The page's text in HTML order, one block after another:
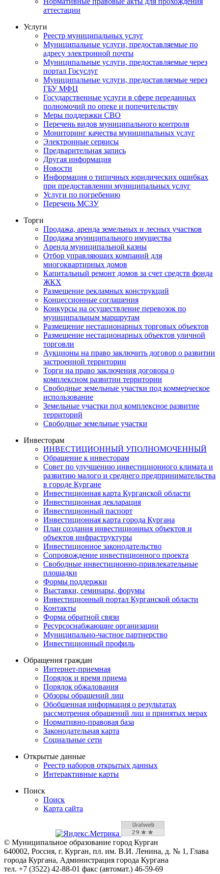
аттестации
Услуги
Реестр муниципальных услуг
Муниципальные услуги, предоставляемые по
адресу электронной почты
Муниципальные услуги, предоставляемые через
портал Госуслуг
Муниципальные услуги, предоставляемые через
ГБУ МФЦ
Государственные услуги в сфере переданных
полномочий по опеке и попечительству
Меры поддержки СВО
Перечень видов муниципального контроля
Мониторинг качества муниципальных услуг
Электронные сервисы
Предварительная запись
Другая информация
Новости
Информация о типичных юридических ошибках
при предоставлении муниципальных услуг
Услуги по погребению
Перечень МСЗУ
Торги
Продажа, аренда земельных и лесных участков
Продажа муниципального имущества
Аренда муниципальной казны
Отбор управляющих компаний для
многоквартирных домов
Капитальный ремонт домов за счет средств фонда
ЖКХ
Размещение рекламных конструкций
Концессионные соглашения
Конкурсы на осуществление перевозок по
муниципальным маршрутам
Размещение нестационарных торговых объектов
Размещение нестационарных объектов уличной
торговли
Аукционы на право заключить договор о развитии
застроенной территории
Торги на право заключения договора о
комплексном развитии территории
Свободные земельные участки под коммерческое
использование
Земельные участки под комплексное развитие
территорий
Свободные земельные участки
Инвесторам
ИНВЕСТИЦИОННЫЙ УПОЛНОМОЧЕННЫЙ
Обращение к инвесторам
Совет по улучшению инвестиционного климата и
развитию малого и среднего предпринимательства
в городе Кургане
Инвестиционная карта Курганской области
Инвестиционная декларация
Инвестиционный паспорт
Инвестиционная карта города Кургана
План создания инвестиционных объектов и
объектов инфраструктуры
Инвестиционное законодательство
Сопровождение инвестиционного проекта
Свободные инвестиционно-привлекательные
площадки
Формы поддержки
Выставки, семинары, форумы
Инвестиционный портал Курганской области
Контакты
Форма обратной связи
Ресурсоснабжающие организации
Муниципально-частное партнерство
Инвестиционный профиль
Обращения граждан
Интернет-приемная
Порядок и время приема
Порядок обжалования
Обзоры обращений лиц
Обобщенная информация о результатах
рассмотрения обращений лиц и принятых мерах
Нормативно-правовая база
Законодательная карта
Социальные сети
Открытые данные
Реестр наборов открытых данных
Интерактивные карты
Поиск
Поиск
Карта сайта
© Муниципальное образование город Курган
640002, Россия, г. Курган, пл. им. В.И. Ленина, д. № 1, Глава
города Кургана, Администрация города Кургана
тел. +7 (3522) 42-88-01 факс (автомат.) 46-59-69